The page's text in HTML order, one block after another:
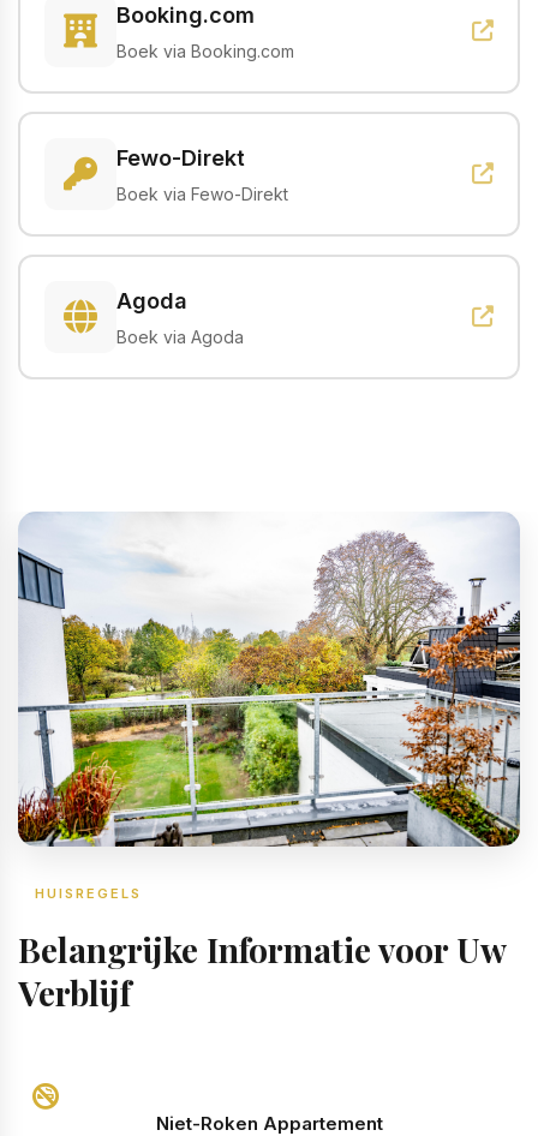
Booking.com
Boek via Booking.com
Fewo-Direkt
Boek via Fewo-Direkt
Agoda
Boek via Agoda
HUISREGELS
Belangrijke Informatie voor Uw
Verblijf
Niet-Roken Appartement